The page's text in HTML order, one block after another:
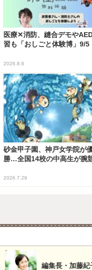
医療✕消防、縫合デモや
習も「おしごと体験博」9/5
2026.8.6
砂金甲子園、神戸女学院が
勝…全国14校の中高生が腕
2026.7.29
編集長・加藤紀